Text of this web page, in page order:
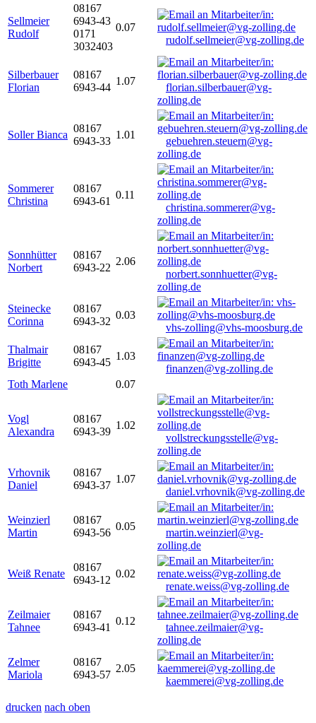
Sellmeier
Rudolf
08167
6943-43
0171
3032403
0.07
rudolf.sellmeier@vg-zolling.de
Silberbauer
Florian
08167
6943-44
1.07
florian.silberbauer@vg-
zolling.de
Soller Bianca
08167
6943-33
1.01
gebuehren.steuern@vg-
zolling.de
Sommerer
Christina
08167
6943-61
0.11
christina.sommerer@vg-
zolling.de
Sonnhütter
Norbert
08167
6943-22
2.06
norbert.sonnhuetter@vg-
zolling.de
Steinecke
Corinna
08167
6943-32
0.03
vhs-zolling@vhs-moosburg.de
Thalmair
Brigitte
08167
6943-45
1.03
finanzen@vg-zolling.de
Toth Marlene
0.07
Vogl
Alexandra
08167
6943-39
1.02
vollstreckungsstelle@vg-
zolling.de
Vrhovnik
Daniel
08167
6943-37
1.07
daniel.vrhovnik@vg-zolling.de
Weinzierl
Martin
08167
6943-56
0.05
martin.weinzierl@vg-
zolling.de
Weiß Renate
08167
6943-12
0.02
renate.weiss@vg-zolling.de
Zeilmaier
Tahnee
08167
6943-41
0.12
tahnee.zeilmaier@vg-
zolling.de
Zelmer
Mariola
08167
6943-57
2.05
kaemmerei@vg-zolling.de
drucken nach oben